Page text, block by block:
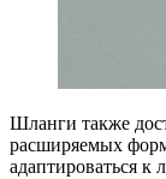
Шланги также
расширяемых
адаптироваться к